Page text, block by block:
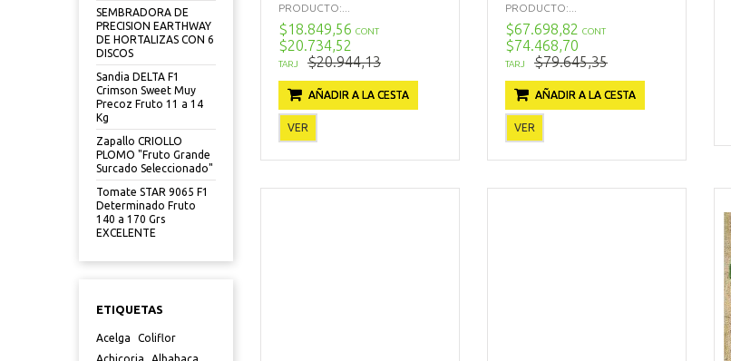
SEMBRADORA DE
PRECISION EARTHWAY
DE HORTALIZAS CON 6
DISCOS
Sandia DELTA F1
Crimson Sweet Muy
Precoz Fruto 11 a 14
Kg
Zapallo CRIOLLO
PLOMO "Fruto Grande
Surcado Seleccionado"
Tomate STAR 9065 F1
Determinado Fruto
140 a 170 Grs
EXCELENTE
ETIQUETAS
Acelga
Coliflor
PRODUCTO:...
$18.849,56 CONT
$20.734,52
TARJ $20.944,13
AÑADIR A LA CESTA
VER
PRODUCTO:...
$67.698,82 CONT
$74.468,70
TARJ $79.645,35
AÑADIR A LA CESTA
VER